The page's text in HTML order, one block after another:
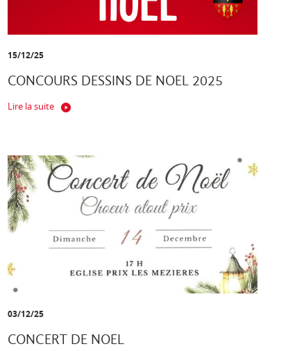
15/12/25
CONCOURS DESSINS DE NOEL 2025
Lire la suite
03/12/25
CONCERT DE NOEL